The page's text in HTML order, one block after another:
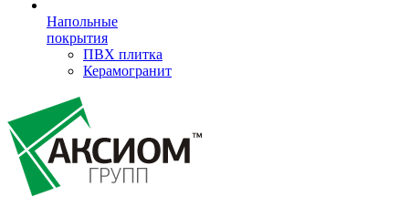
Напольные
покрытия
ПВХ плитка
Керамогранит